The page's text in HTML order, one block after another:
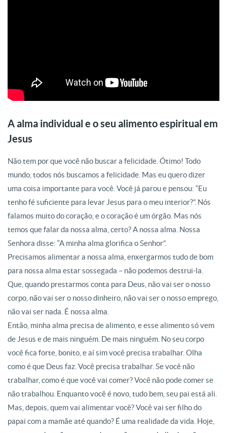
A alma individual e o seu alimento espiritual em
Jesus
Não tem por que você não buscar a felicidade. Ótimo! Todo
mundo, todos nós buscamos a felicidade . Mas eu quero dizer
uma coisa importante para você. Você já parou e pensou: “Eu
tenho fé suficiente para levar Jesus para o meu interior?”. Nós
falamos muito do coração, e o coração é um órgão. Mas nós
temos que falar da nossa alma, certo? A nossa alma . Nossa
Senhora disse: “A minha alma glorifica o Senhor”.
Precisamos alimentar a nossa alma, enxergarmos tudo de bom
para nossa alma estar sossegada – não podemos destrui-la.
Que, quando prestarmos conta para Deus, não vai ser o nosso
corpo, não vai ser o nosso dinheiro, não vai ser o nosso emprego,
não vai ser nada. É nossa alma
Então, minha alma precisa de alimento, e esse alimento só vem
de Jesus e de mais ninguém . De mais ninguém. No seu corpo
você fica forte, bonito, e aí sim você precisa trabalhar. Olha
como é que Deus faz. Você precisa trabalhar. Se você não
trabalhar, como é que você vai comer? Você não pode comer se
não trabalhou . Enquanto você é novo, tudo bem, seu pai está ali.
Mas, depois, quem vai alimentar você? Você vai ser filho do
papai com a mamãe até quando? É uma realidade da vida. Hoje,